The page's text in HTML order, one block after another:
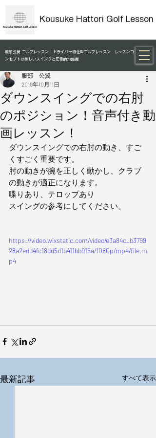
Kousuke Hattori Golf Lesson
服部公翼 ゴルフレッスン｜ドライバー特化型ゴルフレッスン レッスンコ
ンセプトは美しいスイングと圧倒的飛距離
ダウンスイングでの右肘
のポジション！音声付き動
画レッスン！
服部 公翼
2019年10月11日
ダウンスイングでの右肘の動き、すご
くすごく重要です。
肘の動きが腕を正しく動かし、クラブ
の動きが適正になります。
喋りあり、テロップあり
スイングの参考にしてください。
https://video.wixstatic.com/video/e3a84c_b3799
28a2edd4fc18dd5d1b411bb915a/1080p/mp4/file.m
p4
最新記事 すべて表示